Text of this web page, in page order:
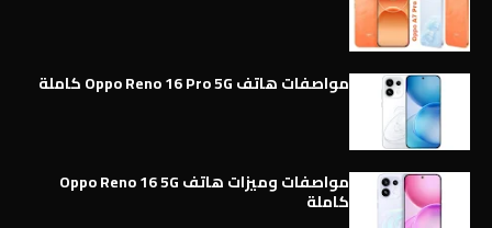
مواصفات هاتف Oppo Reno 16 Pro 5G كاملة
مواصفات وميزات هاتف Oppo Reno 16 5G
كاملة